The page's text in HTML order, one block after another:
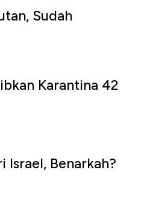
Sudah
Karantina 42
Israel, Benarkah?